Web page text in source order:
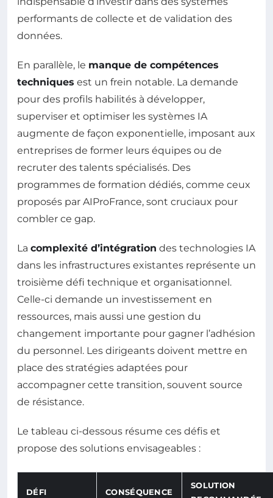
performants de collecte et de validation des
données.
En parallèle, le manque de compétences
techniques est un frein notable. La demande
pour des profils habilités à développer,
superviser et optimiser les systèmes IA
augmente de façon exponentielle, imposant aux
entreprises de former leurs équipes ou de
recruter des talents spécialisés. Des
programmes de formation dédiés, comme ceux
proposés par AIProFrance, sont cruciaux pour
combler ce gap.
La complexité d’intégration des technologies IA
dans les infrastructures existantes représente un
troisième défi technique et organisationnel.
Celle-ci demande un investissement en
ressources, mais aussi une gestion du
changement importante pour gagner l’adhésion
du personnel. Les dirigeants doivent mettre en
place des stratégies adaptées pour
accompagner cette transition, souvent source
de résistance.
Le tableau ci-dessous résume ces défis et
propose des solutions envisageables :
DÉFI CONSÉQUENCE
SOLUTION